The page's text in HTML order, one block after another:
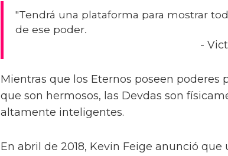
"Tendrá una plataforma para mostrar
de ese poder.
-
Mientras que los Eternos poseen poderes
que son hermosos, las Devdas son
altamente inteligentes.
En abril de 2018, Kevin Feige anunció